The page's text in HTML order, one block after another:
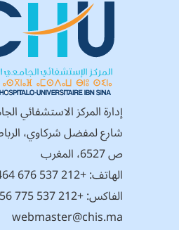
إدارة المركز الاستشفائي
شارع لمفضل شركاوي،
ص 6527، المغرب
الهاتف:+212 537 676 464
الفاكس: +212 537 775 856
webmaster@chis.ma